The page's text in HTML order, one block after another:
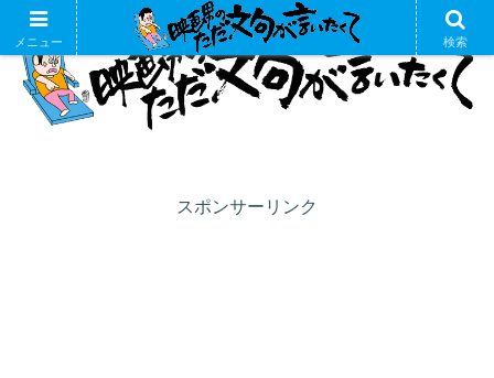
スポンサーリンク
メニュー 検索